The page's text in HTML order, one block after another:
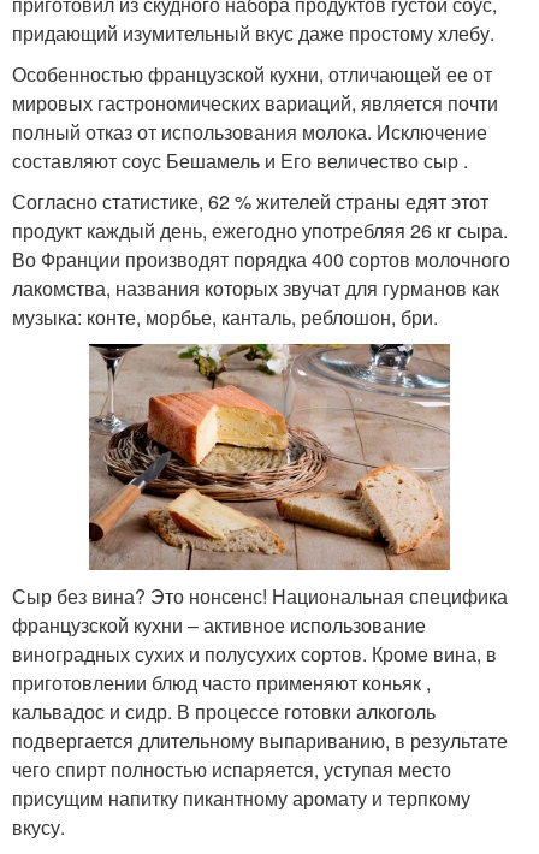
придающий изумительный вкус даже простому хлебу.
Особенностью французской кухни, отличающей ее от
мировых гастрономических вариаций, является почти
полный отказ от использования молока. Исключение
составляют соус Бешамель и Его величество сыр .
Согласно статистике, 62 % жителей страны едят этот
продукт каждый день, ежегодно употребляя 26 кг сыра.
Во Франции производят порядка 400 сортов молочного
лакомства, названия которых звучат для гурманов как
музыка: конте, морбье, канталь, реблошон, бри.
Сыр без вина? Это нонсенс! Национальная специфика
французской кухни – активное использование
виноградных сухих и полусухих сортов. Кроме вина, в
приготовлении блюд часто применяют коньяк ,
кальвадос и сидр. В процессе готовки алкоголь
подвергается длительному выпариванию, в результате
чего спирт полностью испаряется, уступая место
присущим напитку пикантному аромату и терпкому
вкусу.